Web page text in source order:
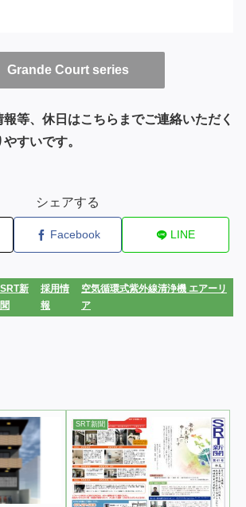
Grande Court series
等、休日はこちらまでご連絡いただく
すいです。
シェアする
Facebook LINE
SRT新
聞
採用情
報
空気循環式紫外線清浄機 エアーリ
ア
SRT新聞